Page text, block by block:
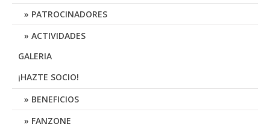
PATROCINADORES
ACTIVIDADES
GALERIA
¡HAZTE SOCIO!
BENEFICIOS
FANZONE